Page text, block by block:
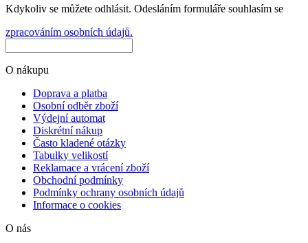
Kdykoliv se můžete odhlásit. Odesláním formuláře souhlasím se
zpracováním osobních údajů.
O nákupu
Doprava a platba
Osobní odběr zboží
Výdejní automat
Diskrétní nákup
Často kladené otázky
Tabulky velikostí
Reklamace a vrácení zboží
Obchodní podmínky
Podmínky ochrany osobních údajů
Informace o cookies
O nás